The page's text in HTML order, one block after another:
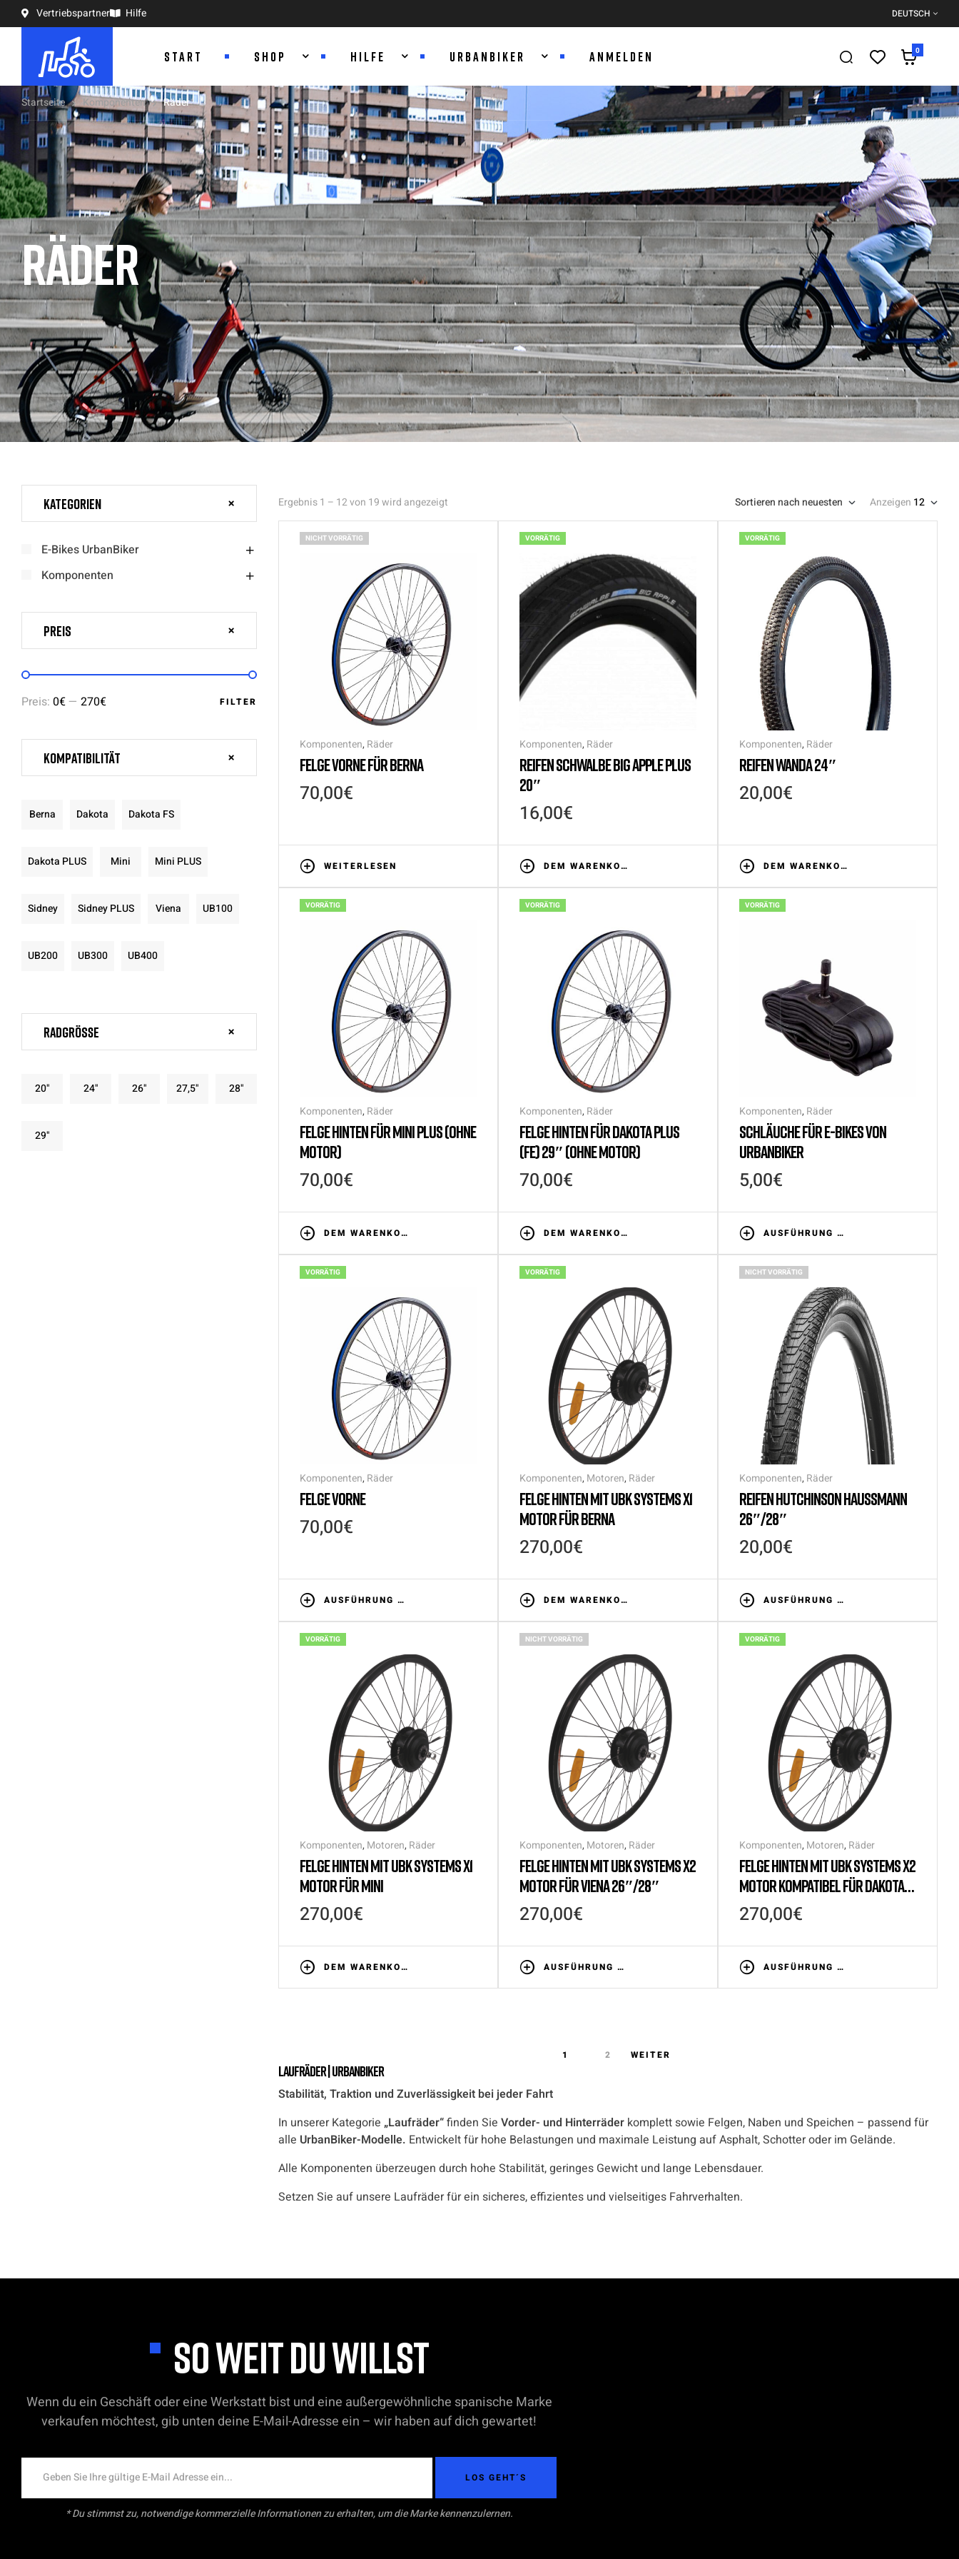
Vertriebspartner Hilfe DEUTSCH
START SHOP HILFE URBANBIKER ANMELDEN 0
RÄDER
Startseite Komponenten Räder
Ergebnis 1 – 12 von 19 wird angezeigt Sortieren nach neuesten Anzeigen 12
NICHT VORRÄTIG
Komponenten, Räder
FELGE VORNE FÜR BERNA
70,00€
WEITERLESEN
VORRÄTIG
Komponenten, Räder
REIFEN SCHWALBE BIG APPLE PLUS
20″
16,00€
DEM WARENKORB HINZUFÜGEN
VORRÄTIG
Komponenten, Räder
REIFEN WANDA 24″
20,00€
DEM WARENKORB HINZUFÜGEN
VORRÄTIG
Komponenten, Räder
FELGE HINTEN FÜR MINI PLUS (OHNE
MOTOR)
70,00€
DEM WARENKORB HINZUFÜGEN
VORRÄTIG
Komponenten, Räder
FELGE HINTEN FÜR DAKOTA PLUS
(FE) 29″ (OHNE MOTOR)
70,00€
DEM WARENKORB HINZUFÜGEN
VORRÄTIG
Komponenten, Räder
SCHLÄUCHE FÜR E-BIKES VON
URBANBIKER
5,00€
AUSFÜHRUNG WÄHLEN
VORRÄTIG
Komponenten, Räder
FELGE VORNE
70,00€
AUSFÜHRUNG WÄHLEN
VORRÄTIG
Komponenten, Motoren, Räder
FELGE HINTEN MIT UBK SYSTEMS X1
MOTOR FÜR BERNA
270,00€
DEM WARENKORB HINZUFÜGEN
NICHT VORRÄTIG
Komponenten, Räder
REIFEN HUTCHINSON HAUSSMANN
26″/28″
20,00€
AUSFÜHRUNG WÄHLEN
VORRÄTIG
Komponenten, Motoren, Räder
FELGE HINTEN MIT UBK SYSTEMS X1
MOTOR FÜR MINI
270,00€
DEM WARENKORB HINZUFÜGEN
NICHT VORRÄTIG
Komponenten, Motoren, Räder
FELGE HINTEN MIT UBK SYSTEMS X2
MOTOR FÜR VIENA 26″/28″
270,00€
AUSFÜHRUNG WÄHLEN
VORRÄTIG
Komponenten, Motoren, Räder
FELGE HINTEN MIT UBK SYSTEMS X2
MOTOR KOMPATIBEL FÜR DAKOTA
(FE) 27,5″/29″
270,00€
AUSFÜHRUNG WÄHLEN
1 2 WEITER
Laufräder | UrbanBiker
Stabilität, Traktion und Zuverlässigkeit bei jeder Fahrt
In unserer Kategorie „Laufräder“finden Sie Vorder- und Hinterräder komplett sowie Felgen, Naben und Speichen – passend für
alle UrbanBiker-Modelle. Entwickelt für hohe Belastungen und maximale Leistung auf Asphalt, Schotter oder im Gelände.
Alle Komponenten überzeugen durch hohe Stabilität, geringes Gewicht und lange Lebensdauer.
Setzen Sie auf unsere Laufräder für ein sicheres, effizientes und vielseitiges Fahrverhalten.
Kategorien
E-Bikes UrbanBiker
Komponenten
Preis
FILTER
Preis: 0€— 270€
Kompatibilität
Berna Dakota Dakota FS
Dakota PLUS Mini Mini PLUS
Sidney Sidney PLUS Viena UB100
UB200 UB300 UB400
Radgröße
20" 24" 26" 27,5" 28"
29"
SO WEIT DU WILLST
Wenn du ein Geschäft oder eine Werkstatt bist und eine außergewöhnliche spanische Marke
verkaufen möchtest, gib unten deine E-Mail-Adresse ein – wir haben auf dich gewartet!
LOS GEHT´S
* Du stimmst zu, notwendige kommerzielle Informationen zu erhalten, um die Marke kennenzulernen.